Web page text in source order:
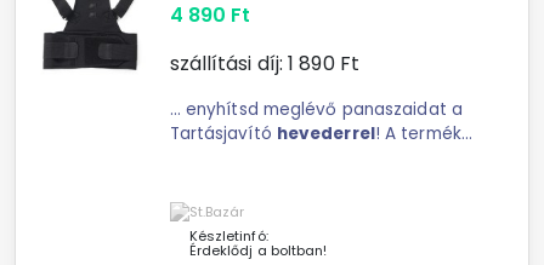
4 890 Ft
szállítási díj: 1 890Ft
... enyhítsd meglévő panaszaidat a
Tartásjavító hevederrel! A terméket
Tartásjavító
Szín: fekete Anyag: ...
Készletinfó:
Érdeklődj a boltban!